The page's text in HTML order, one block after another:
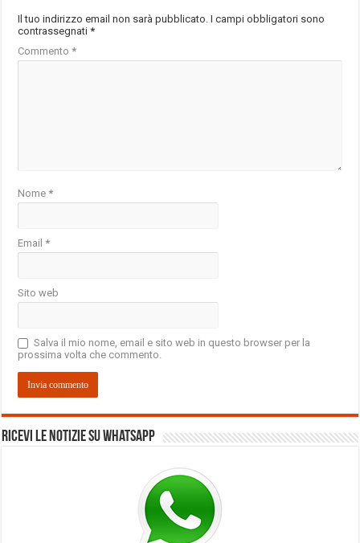
Il tuo indirizzo email non sarà pubblicato. I campi obbligatori sono
contrassegnati*
Commento*
Nome*
Email*
Sito web
Salva il mio nome, email e sito web in questo browser per la
prossima volta che commento.
Ricevi le notizie su Whatsapp